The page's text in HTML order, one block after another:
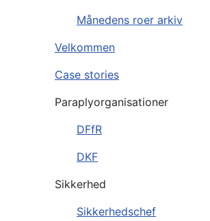
Månedens roer arkiv
Velkommen
Case stories
Paraplyorganisationer
DFfR
DKF
Sikkerhed
Sikkerhedschef